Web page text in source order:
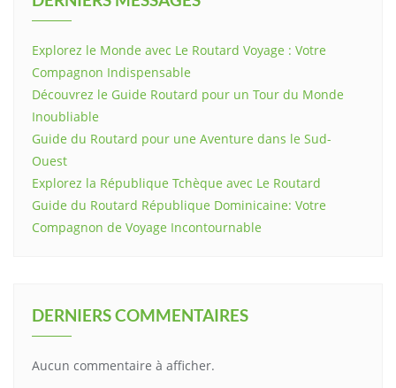
Explorez le Monde avec Le Routard Voyage : Votre
Compagnon Indispensable
Découvrez le Guide Routard pour un Tour du Monde
Inoubliable
Guide du Routard pour une Aventure dans le Sud-
Ouest
Explorez la République Tchèque avec Le Routard
Guide du Routard République Dominicaine: Votre
Compagnon de Voyage Incontournable
DERNIERS COMMENTAIRES
Aucun commentaire à afficher.